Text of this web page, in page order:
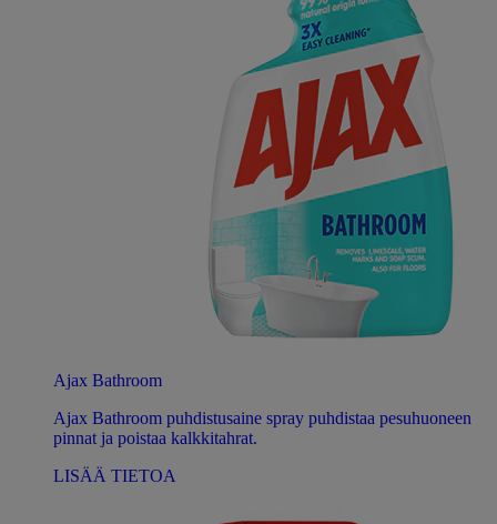
Ajax Bathroom
Ajax Bathroom puhdistusaine spray puhdistaa pesuhuoneen
pinnat ja poistaa kalkkitahrat.
LISÄÄ TIETOA